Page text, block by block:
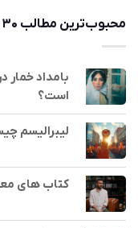
محبوب‌ترین مطالب ۳۰ روز گذشته
بامداد
است؟
لیبرالیسم
کتاب های